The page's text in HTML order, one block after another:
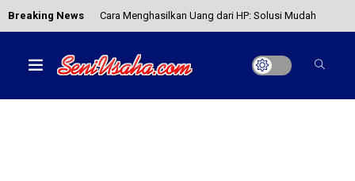
Breaking News Cara Menghasilkan Uang dari HP: Solusi Mudah
Mengenal Bisnis Afiliate Marketing yang Sangat